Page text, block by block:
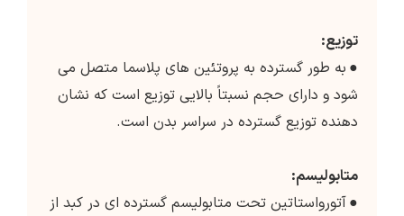
توزیع:
● به طور گسترده به پروتئین های پلاسما متصل می
شود و دارای حجم نسبتاً بالایی توزیع است که نشان
دهنده توزیع گسترده در سراسر بدن است.
متابولیسم:
●آتورواستاتین تحت متابولیسم گسترده ای در کبد از